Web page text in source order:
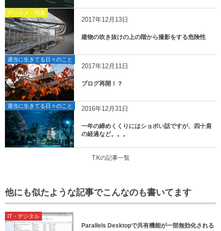
デジカメ・写真
2017年12月13日
建物の吹き抜けの上の階から撮影をする危険性
適当に生きてる日々のこと
2017年12月11日
ブログ再開！？
適当に生きてる日々のこと 2016年12月31日
一年の締めくくりにはショボい話ですが、四十肩
の経過など。。。
T.Kの記事一覧
他にも似たような記事でこんなのも書いてます
IT・デジタル
Parallels Desktopで共有機能が一部無効化される